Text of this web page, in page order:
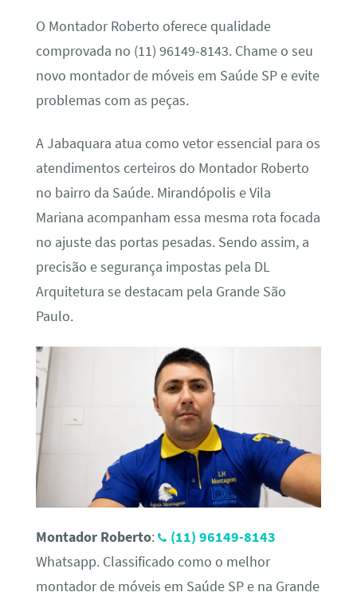
O Montador Roberto oferece qualidade
comprovada no (11) 96149-8143. Chame o seu
novo montador de móveis em Saúde SP e evite
problemas com as peças.
A Jabaquara atua como vetor essencial para os
atendimentos certeiros do Montador Roberto
no bairro da Saúde. Mirandópolis e Vila
Mariana acompanham essa mesma rota focada
no ajuste das portas pesadas. Sendo assim, a
precisão e segurança impostas pela DL
Arquitetura se destacam pela Grande São
Paulo.
Montador Roberto:
(11) 96149-8143
Whatsapp. Classificado como o melhor
montador de móveis em Saúde SP e na Grande